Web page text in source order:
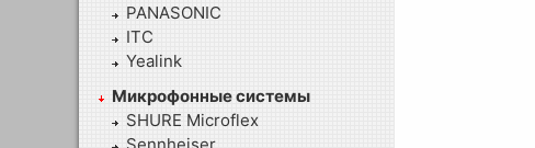
PANASONIC
ITC
Yealink
Микрофонные системы
SHURE Microflex